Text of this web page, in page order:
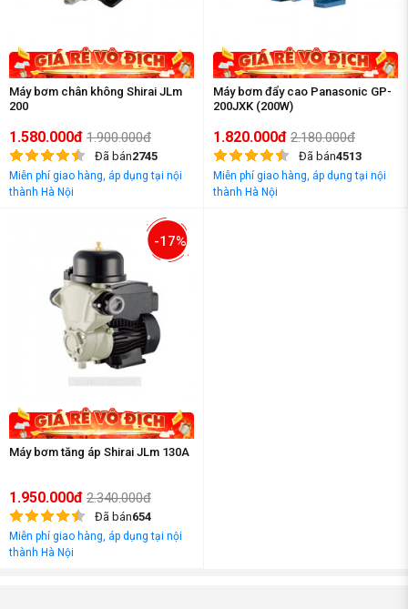
Máy bơm chân không Shirai JLm
200
1.580.000đ 1.900.000đ
Đã bán2745
Miễn phí giao hàng, áp dụng tại nội
thành Hà Nội
Máy bơm đẩy cao Panasonic GP-
200JXK (200W)
1.820.000đ 2.180.000đ
Đã bán4513
Miễn phí giao hàng, áp dụng tại nội
thành Hà Nội
-17%
Máy bơm tăng áp Shirai JLm 130A
1.950.000đ 2.340.000đ
Đã bán654
Miễn phí giao hàng, áp dụng tại nội
thành Hà Nội